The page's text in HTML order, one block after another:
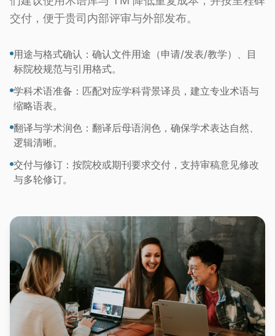
交付，便于贵司内部评审与外部发布。
用途与格式确认：确认文件用途（申请/发表/教学）、目
标院校规范与引用格式。
学科术语准备：匹配对应学科背景译员，建立专业术语与
缩略语表。
翻译与学术润色：翻译后母语润色，确保学术表达自然、
逻辑清晰。
交付与修订：按院校或期刊要求交付，支持审稿意见修改
与多轮修订。